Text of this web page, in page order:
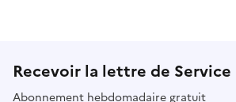
Recevoir la lettre de
Abonnement hebdomadaire gratuit